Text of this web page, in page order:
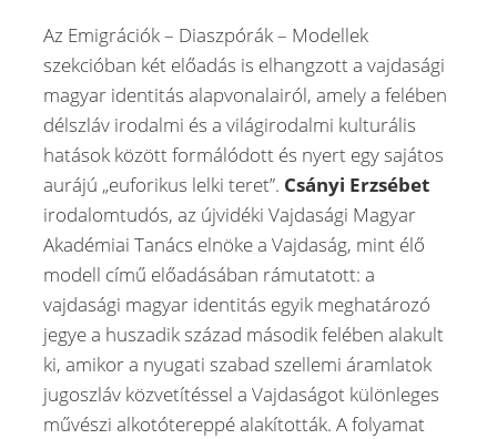
Az Emigrációk – Diaszpórák – Modellek
szekcióban két előadás is elhangzott a vajdasági
magyar identitás alapvonalairól, amely a felében
délszláv irodalmi és a világirodalmi kulturális
hatások között formálódott és nyert egy sajátos
aurájú „euforikus lelki teret”. Csányi Erzsébet
irodalomtudós, az újvidéki Vajdasági Magyar
Akadémiai Tanács elnöke a Vajdaság, mint élő
modell című előadásában rámutatott: a
vajdasági magyar identitás egyik meghatározó
jegye a huszadik század második felében alakult
ki, amikor a nyugati szabad szellemi áramlatok
jugoszláv közvetítéssel a Vajdaságot különleges
művészi alkotótereppé alakították. A folyamat